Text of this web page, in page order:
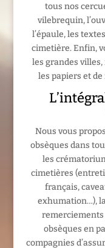
tous nos
vilebrequin,
l’épaule, les
cimetière. Enfin,
les grandes
les papiers et
Nous vous
obsèques dans
les
cimetières
français,
exhumation…),
remerciements
obsèques en
compagnies